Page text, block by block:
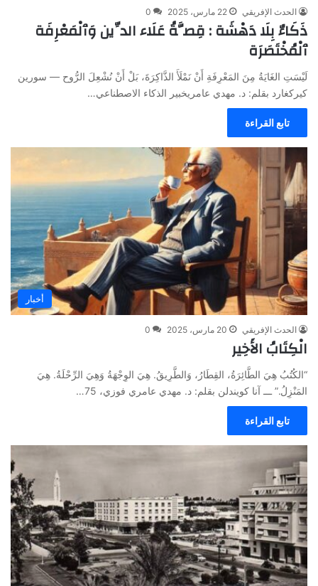
الحدث الإفريقي 22 مارس، 2025 0
ذَكَاءٌ بِلَا دَهْشَة : قِصَّةُ عَلَاء الدِّين وَٱلْمَعْرِفَة
ٱلْمُخْتَصَرَة
لَيْسَتِ الغَايَةُ مِنَ المَعْرِفَةِ أَنْ نَمْلَأَ الذَّاكِرَةَ، بَلْ أَنْ نُشْعِلَ الرُّوح — سورين
كيركغارد بقلم: د. مهدي عامريخبير الذكاء الاصطناعي…
تابع القراءة
أخبار
الحدث الإفريقي 20 مارس، 2025 0
الْكِتَابُ الأَخِير
“الكُتُبُ هِيَ الطَّائِرَةُ، القِطَارُ، وَالطَّرِيقُ. هِيَ الوِجْهَةُ وَهِيَ الرِّحْلَةُ. هِيَ
المَنْزِلُ.” ـــ آنا كويندلن بقلم: د. مهدي عامري فوزي، 75…
تابع القراءة